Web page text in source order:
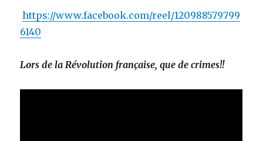
https://www.facebook.com/reel/120988579799
6140
Lors de la Révolution française, que de crimes!!